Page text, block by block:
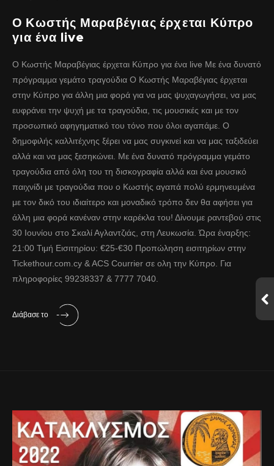
Ο Κωστής Μαραβέγιας έρχεται Κύπρο
για ένα live
Ο Κωστής Μαραβέγιας έρχεται Κύπρο για ένα live Με ένα δυνατό
πρόγραμμα γεμάτο τραγούδια Ο Κωστής Μαραβέγιας έρχεται
στην Κύπρο για άλλη μια φορά για να μας ψυχαγωγήσει, να μας
ευφράνει την ψυχή με τα τραγούδια, τις μουσικές και με τον
προσωπικό αφηγηματικό του τόνο που όλοι αγαπάμε. Ο
δημοφιλής καλλιτέχνης ξέρει να μας συγκινεί και να μας ταξιδεύει
αλλά και να μας ξεσηκώνει. Με ένα δυνατό πρόγραμμα γεμάτο
τραγούδια από όλη του τη δισκογραφία αλλά και ένα μουσικό
παιχνίδι με τραγούδια που ο Κωστής αγαπά πολύ ερμηνευμένα
με τον δικό του ιδιαίτερο και μοναδικό τρόπο δεν θα αφήσει για
άλλη μια φορά κανέναν στην καρέκλα του! Δίνουμε ραντεβού στις
30 Ιουνίου στο Σκαλί Αγλαντζιάς, στη Λευκωσία. Ώρα έναρξης:
21:00 Τιμή Εισιτηρίου: €25-€30 Προπώληση εισιτηρίων στην
Tickethour.com.cy & ACS Courrier σε ολη την Κύπρο. Για
πληροφορίες 99238337 & 7777 7040.
Διάβασε το